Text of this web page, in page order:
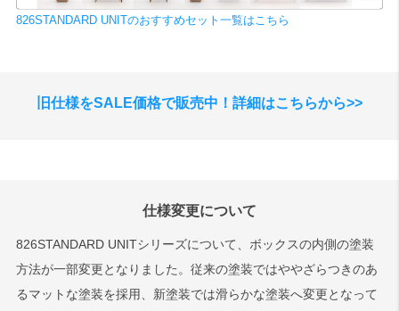
826STANDARD UNITのおすすめセット一覧はこちら
旧仕様をSALE価格で販売中！詳細はこちらから>>
仕様変更について
826STANDARD UNITシリーズについて、ボックスの内側の塗装
方法が一部変更となりました。従来の塗装ではややざらつきのあ
るマットな塗装を採用、新塗装では滑らかな塗装へ変更となって